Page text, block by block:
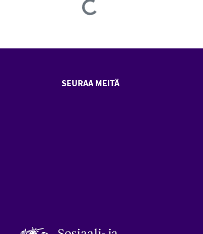
Loading...
SEURAA MEITÄ
keskusliitto (avautuu uuteen ikkunaan)